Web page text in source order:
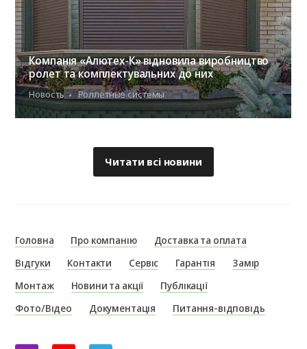
Компанія «Алютех-К» відновила виробництво
ролет та комплектувальних до них
Новость Роллетные системы
Читати всі новини
Головна Про компанію
Доставка та оплата
Відгуки
Контакти Сервіс Гарантія
Замір
Монтаж
Новини та акції
Публікації
Фото/Відео
Документація Питання-відповідь